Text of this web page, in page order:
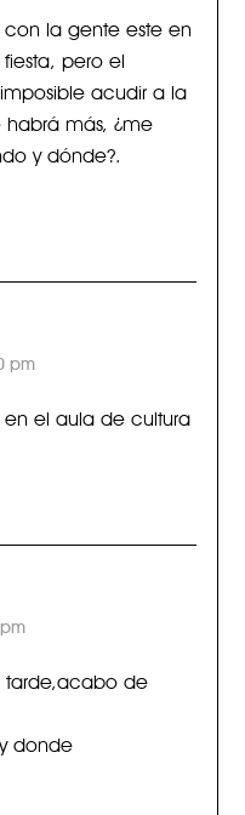
con la gente este en
pero el
acudir a la
habrá más, ¿me
y dónde?.
pm
en el aula de cultura
tarde,acabo de
donde